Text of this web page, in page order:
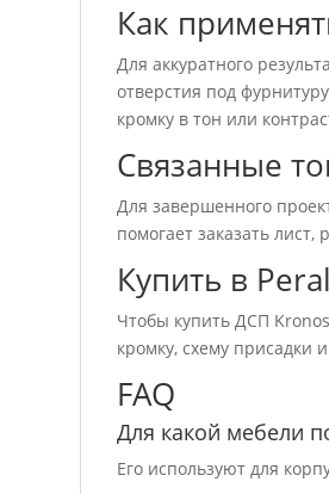
Как
Для аккуратного
отверстия под
кромку в тон или
Связанные
Для завершенного
помогает заказать
Купить в Peral
Чтобы купить ДСП
кромку, схему присадки
FAQ
Для какой мебели
Его используют для